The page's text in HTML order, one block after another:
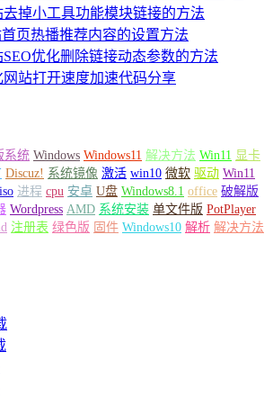
去掉小工具功能模块链接的方法
页热播推荐内容的设置方法
SEO优化删除链接动态参数的方法
网站打开速度加速代码分享
系统 Windows Windows11 解决方法 Win11 显卡
Discuz! 系统镜像 激活 win10 微软 驱动 Win11
进程 cpu 安卓 U盘 Windows8.1 office 破解版
Wordpress AMD 系统安装 单文件版 PotPlayer
注册表 绿色版 固件 Windows10 解析 解决方法